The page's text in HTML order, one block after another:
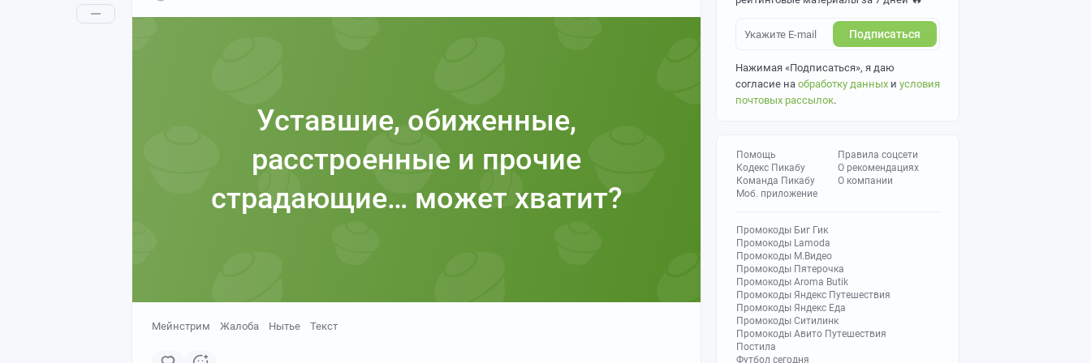
Подписаться
Нажимая «Подписаться», я даю
согласие на обработку данных и условия
почтовых рассылок.
Помощь
Кодекс Пикабу
Команда Пикабу
Моб. приложение
Правила соцсети
О рекомендациях
О компании
Промокоды Биг Гик
Промокоды Lamoda
Промокоды М.Видео
Промокоды Пятерочка
Промокоды Aroma Butik
Промокоды Яндекс Путешествия
Промокоды Яндекс Еда
Промокоды Ситилинк
Промокоды Авито Путешествия
Постила
Футбол сегодня
Уставшие, обиженные,
расстроенные и прочие
страдающие… может хватит?
Мейнстрим Жалоба Нытье Текст